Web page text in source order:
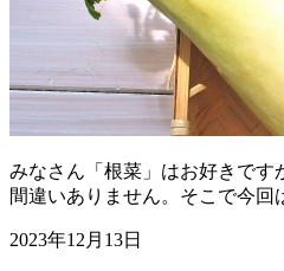
みなさん「根菜」はお好きです
間違いありません。そこで今回
2023年12月13日